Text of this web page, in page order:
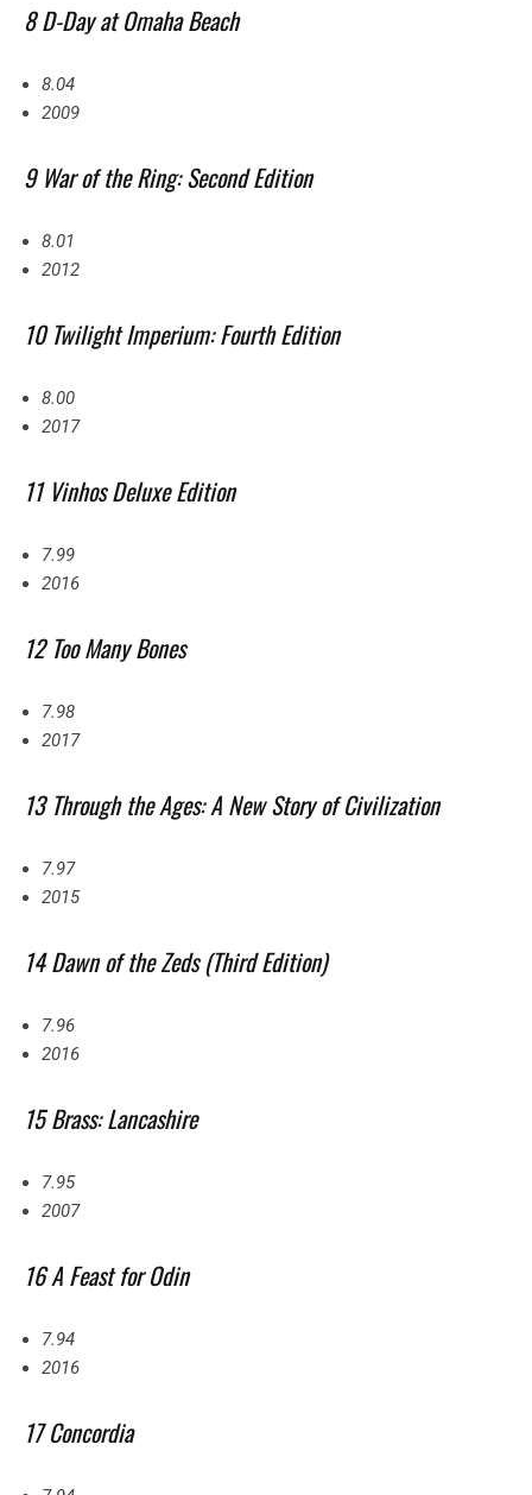
8 D-Day at Omaha Beach
8.04
2009
9 War of the Ring: Second Edition
8.01
2012
10 Twilight Imperium: Fourth Edition
8.00
2017
11 Vinhos Deluxe Edition
7.99
2016
12 Too Many Bones
7.98
2017
13 Through the Ages: A New Story of Civilization
7.97
2015
14 Dawn of the Zeds (Third Edition)
7.96
2016
15 Brass: Lancashire
7.95
2007
16 A Feast for Odin
7.94
2016
17 Concordia